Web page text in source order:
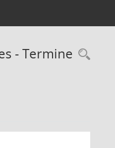
- Termine